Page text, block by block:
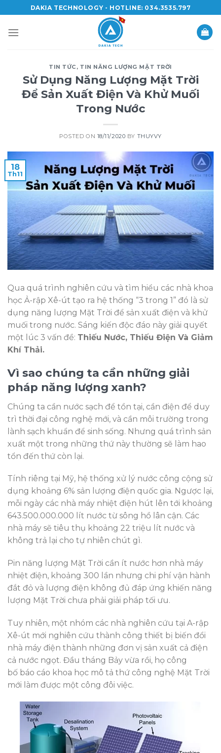
to
content
DAKIA TECHNOLOGY - HOTLINE: 034.3535.797
TIN TỨC , TIN NĂNG LƯỢNG MẶT TRỜI
Sử Dụng Năng Lượng Mặt Trời
Để Sản Xuất Điện Và Khử Muối
Trong Nước
POSTED ON 18/11/2020 BY THUYVY
18
Th11
Qua quá trình nghiên cứu và tìm hiểu các nhà khoa
học Ả-rập Xê-út tạo ra hệ thống “3 trong 1” đó là sử
dụng năng lượng Mặt Trời để sản xuất điện và khử
muối trong nước. Sáng kiến độc đáo này giải quyết
một lúc 3 vấn đề: Thiếu Nước, Thiếu Điện Và Giảm
Khí Thải.
Vì sao chúng ta cần những giải
pháp năng lượng xanh?
Chúng ta cần nước sạch để tồn tại, cần điện để duy
trì thời đại công nghệ mới, và cần môi trường trong
lành sạch khuẩn để sinh sống. Nhưng quá trình sản
xuất một trong những thứ này thường sẽ làm hao
tổn đến thứ còn lại.
Tính riêng tại Mỹ, hệ thống xử lý nước công cộng sử
dụng khoảng 6% sản lượng điện quốc gia. Ngược lại,
mỗi ngày các nhà máy nhiệt điện hút lên tới khoảng
643.500.000.000 lít nước từ sông hồ lân cận. Các
nhà máy sẽ tiêu thụ khoảng 22 triệu lít nước và
không trả lại cho tự nhiên chút gì.
Pin năng lượng Mặt Trời cần ít nước hơn nhà máy
nhiệt điện, khoảng 300 lần nhưng chi phí vận hành
đắt đỏ và lượng điện không đủ đáp ứng khiến năng
lượng Mặt Trời chưa phải giải pháp tối ưu.
Tuy nhiên, một nhóm các nhà nghiên cứu tại A-rập
Xê-út mới nghiên cứu thành công thiết bị biến đổi
nhà máy điện thành những đơn vị sản xuất cả điện
cả nước ngọt. Đầu tháng Bảy vừa rồi, họ công
bố báo cáo khoa học mô tả thứ công nghệ Mặt Trời
mới làm được một công đôi việc.